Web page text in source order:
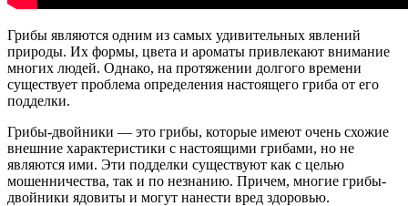
Грибы являются одним из самых удивительных явлений
природы. Их формы, цвета и ароматы привлекают внимание
многих людей. Однако, на протяжении долгого времени
существует проблема определения настоящего гриба от его
подделки.
Грибы-двойники — это грибы, которые имеют очень схожие
внешние характеристики с настоящими грибами, но не
являются ими. Эти подделки существуют как с целью
мошенничества, так и по незнанию. Причем, многие грибы-
двойники ядовиты и могут нанести вред здоровью.